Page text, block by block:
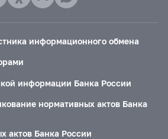
информационного обмена
информации Банка России
нормативных актов Банка
актов Банка России